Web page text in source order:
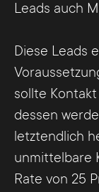
Leads auch
Diese Leads
sollte
dessen
letztendlich
unmittelbare
Rate von 25